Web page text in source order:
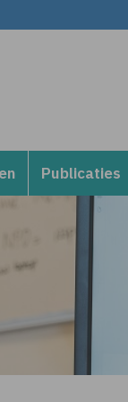
Publicaties